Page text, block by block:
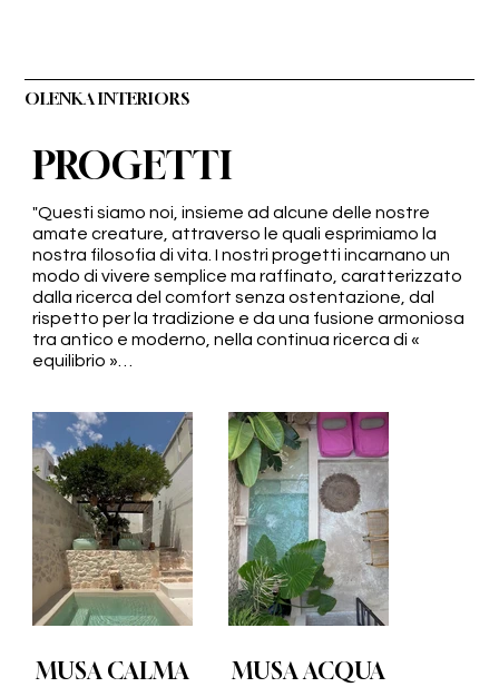
OLENKA INTERIORS
PROGETTI
"Questi siamo noi, insieme ad alcune delle nostre
amate creature, attraverso le quali esprimiamo la
nostra filosofia di vita. I nostri progetti incarnano un
modo di vivere semplice ma raffinato, caratterizzato
dalla ricerca del comfort senza ostentazione, dal
rispetto per la tradizione e da una fusione armoniosa
tra antico e moderno, nella continua ricerca di «
equilibrio »…
MUSA CALMA MUSA ACQUA